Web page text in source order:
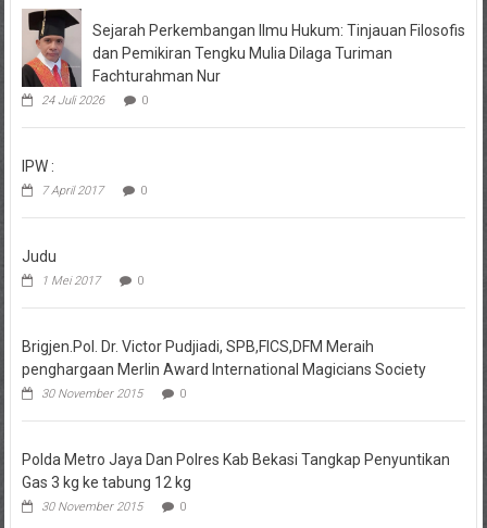
Sejarah Perkembangan Ilmu Hukum: Tinjauan Filosofis
dan Pemikiran Tengku Mulia Dilaga Turiman
Fachturahman Nur
24 Juli 2026 0
IPW :
7 April 2017 0
Judu
1 Mei 2017 0
Brigjen.Pol. Dr. Victor Pudjiadi, SPB,FICS,DFM Meraih
penghargaan Merlin Award International Magicians Society
30 November 2015 0
Polda Metro Jaya Dan Polres Kab Bekasi Tangkap Penyuntikan
Gas 3 kg ke tabung 12 kg
30 November 2015 0